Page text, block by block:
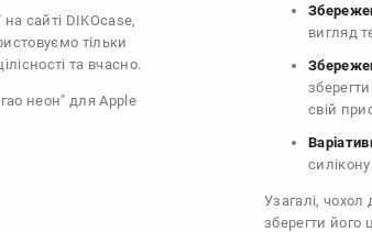
сайті DIKOcase,
тільки
та вчасно.
неон" для Apple
вигляд
свій
Узагалі,
зберегти його